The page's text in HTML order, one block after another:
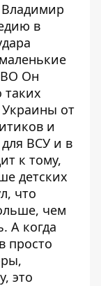
в
Он
таких
от
и
ВСУ и в
к тому,
детских
что
чем
А когда
просто
это